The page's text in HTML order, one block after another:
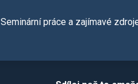
Seminární práce a zajímavé